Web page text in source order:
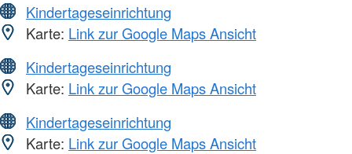
Kindertageseinrichtung
Karte: Link zur Google Maps Ansicht
Kindertageseinrichtung
Karte: Link zur Google Maps Ansicht
Kindertageseinrichtung
Karte: Link zur Google Maps Ansicht